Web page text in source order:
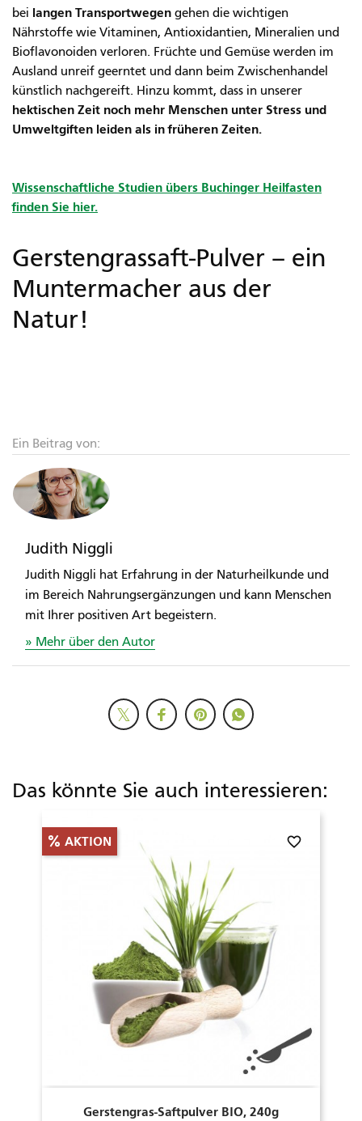
bei langen Transportwegen gehen die wichtigen
Nährstoffe wie Vitaminen, Antioxidantien, Mineralien und
Bioflavonoiden verloren. Früchte und Gemüse werden im
Ausland unreif geerntet und dann beim Zwischenhandel
künstlich nachgereift. Hinzu kommt, dass in unserer
hektischen Zeit noch mehr Menschen unter Stress und
Umweltgiften leiden als in früheren Zeiten.
Wissenschaftliche Studien übers Buchinger Heilfasten
finden Sie hier.
Gerstengrassaft-Pulver – ein
Muntermacher aus der
Natur!
Ein Beitrag von:
Judith Niggli
Judith Niggli hat Erfahrung in der Naturheilkunde und
im Bereich Nahrungsergänzungen und kann Menschen
mit Ihrer positiven Art begeistern.
Mehr über den Autor
Das könnte Sie auch interessieren:
Gerstengras-Saftpulver BIO, 240g
favorite_border
AKTION